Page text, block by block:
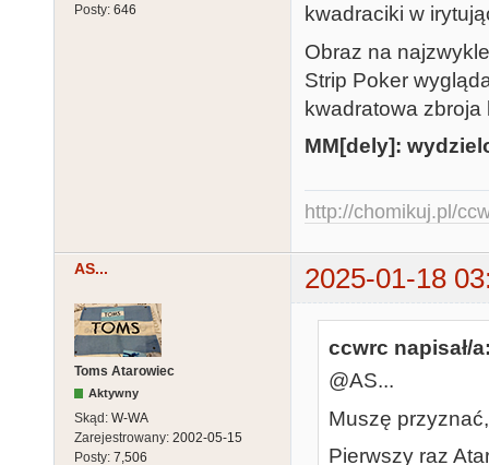
Posty: 646
kwadraciki w
Obraz na
Strip Poker
kwadratowa zbroja
MM[dely]:
http://chomikuj.pl/
AS... 2025-01-18
Toms Atarowiec
Aktywny
Skąd: W-WA
Zarejestrowany: 2002-05-15
Posty: 7,506
ccwrc napisał/
@AS...
Muszę
Pierwszy raz